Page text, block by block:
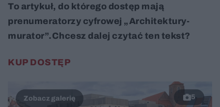
To artykuł, do którego dostęp mają
prenumeratorzy cyfrowej „Architektury-
murator”.Chcesz dalej czytać ten tekst?
KUP DOSTĘP
5